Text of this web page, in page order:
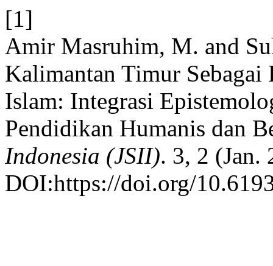
[1]
Amir Masruhim, M. and
Kalimantan Timur
Islam: Integrasi
Pendidikan Humanis dan
Indonesia (JSII). 3, 2 (Jan.
DOI:https://doi.org/